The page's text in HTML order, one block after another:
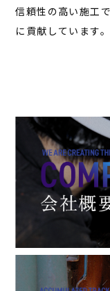
信頼性の高い施工
に貢献しています。